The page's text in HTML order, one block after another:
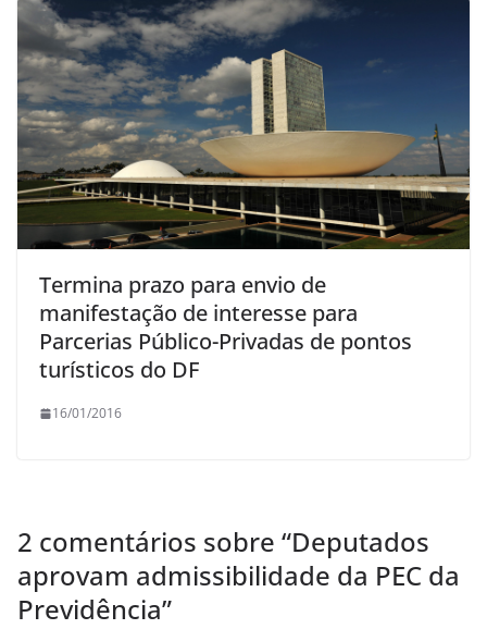
Termina prazo para envio de
manifestação de interesse para
Parcerias Público-Privadas de pontos
turísticos do DF
16/01/2016
2 comentários sobre “Deputados
aprovam admissibilidade da PEC da
Previdência”